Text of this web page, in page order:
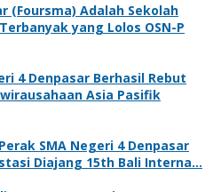
(Foursma) Adalah Sekolah
yang Lolos OSN-P
4 Denpasar Berhasil Rebut
Asia Pasifik
SMA Negeri 4 Denpasar
Diajang 15th Bali Interna…